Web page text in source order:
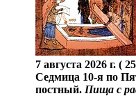
7 августа 2026 г. (
Седмица 10-я по
постный. Пища с